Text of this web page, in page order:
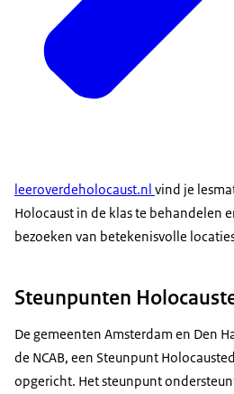
leeroverdeholocaust.nl vind je
Holocaust in de klas te behandelen
bezoeken van betekenisvolle
Steunpunten
De gemeenten Amsterdam en Den
de NCAB, een Steunpunt
opgericht. Het steunpunt